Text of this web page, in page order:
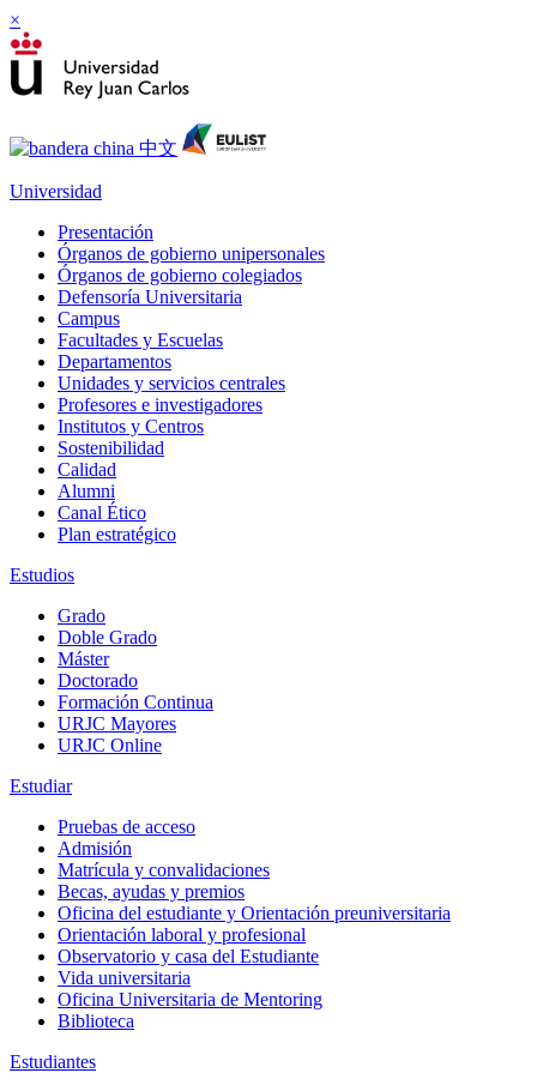
×
Universidad
Presentación
Órganos de gobierno unipersonales
Órganos de gobierno colegiados
Defensoría Universitaria
Campus
Facultades y Escuelas
Departamentos
Unidades y servicios centrales
Profesores e investigadores
Institutos y Centros
Sostenibilidad
Calidad
Alumni
Canal Ético
Plan estratégico
Estudios
Grado
Doble Grado
Máster
Doctorado
Formación Continua
URJC Mayores
URJC Online
Estudiar
Pruebas de acceso
Admisión
Matrícula y convalidaciones
Becas, ayudas y premios
Oficina del estudiante y Orientación preuniversitaria
Orientación laboral y profesional
Observatorio y casa del Estudiante
Vida universitaria
Oficina Universitaria de Mentoring
Biblioteca
Estudiantes